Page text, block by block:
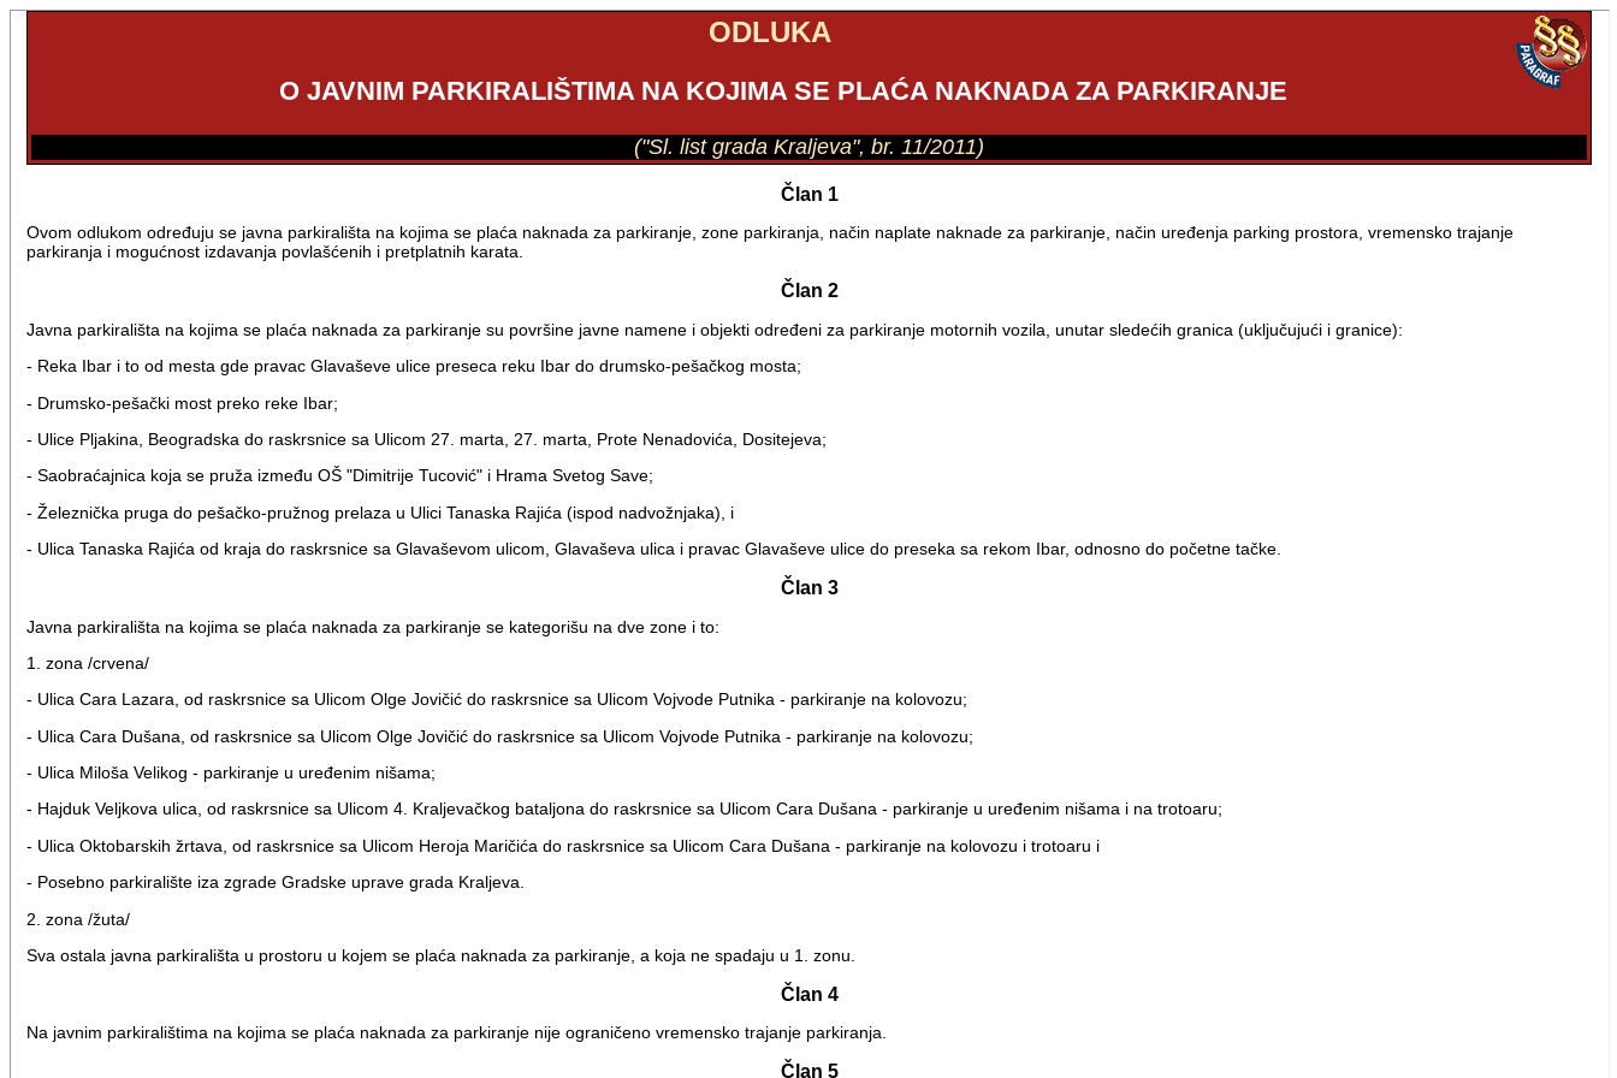
ODLUKA
O JAVNIM PARKIRALIŠTIMA NA KOJIMA SE PLAĆA NAKNADA ZA PARKIRANJE
("Sl. list grada Kraljeva", br. 11/2011)
Član 1
Ovom odlukom određuju se javna parkirališta na kojima se plaća naknada za parkiranje, zone parkiranja, način naplate naknade za parkiranje, način uređenja parking prostora, vremensko trajanje
parkiranja i mogućnost izdavanja povlašćenih i pretplatnih karata.
Član 2
Javna parkirališta na kojima se plaća naknada za parkiranje su površine javne namene i objekti određeni za parkiranje motornih vozila, unutar sledećih granica (uključujući i granice):
- Reka Ibar i to od mesta gde pravac Glavaševe ulice preseca reku Ibar do drumsko-pešačkog mosta;
- Drumsko-pešački most preko reke Ibar;
- Ulice Pljakina, Beogradska do raskrsnice sa Ulicom 27. marta, 27. marta, Prote Nenadovića, Dositejeva;
- Saobraćajnica koja se pruža između OŠ "Dimitrije Tucović" i Hrama Svetog Save;
- Železnička pruga do pešačko-pružnog prelaza u Ulici Tanaska Rajića (ispod nadvožnjaka), i
- Ulica Tanaska Rajića od kraja do raskrsnice sa Glavaševom ulicom, Glavaševa ulica i pravac Glavaševe ulice do preseka sa rekom Ibar, odnosno do početne tačke.
Član 3
Javna parkirališta na kojima se plaća naknada za parkiranje se kategorišu na dve zone i to:
1. zona /crvena/
- Ulica Cara Lazara, od raskrsnice sa Ulicom Olge Jovičić do raskrsnice sa Ulicom Vojvode Putnika - parkiranje na kolovozu;
- Ulica Cara Dušana, od raskrsnice sa Ulicom Olge Jovičić do raskrsnice sa Ulicom Vojvode Putnika - parkiranje na kolovozu;
- Ulica Miloša Velikog - parkiranje u uređenim nišama;
- Hajduk Veljkova ulica, od raskrsnice sa Ulicom 4. Kraljevačkog bataljona do raskrsnice sa Ulicom Cara Dušana - parkiranje u uređenim nišama i na trotoaru;
- Ulica Oktobarskih žrtava, od raskrsnice sa Ulicom Heroja Maričića do raskrsnice sa Ulicom Cara Dušana - parkiranje na kolovozu i trotoaru i
- Posebno parkiralište iza zgrade Gradske uprave grada Kraljeva.
2. zona /žuta/
Sva ostala javna parkirališta u prostoru u kojem se plaća naknada za parkiranje, a koja ne spadaju u 1. zonu.
Član 4
Na javnim parkiralištima na kojima se plaća naknada za parkiranje nije ograničeno vremensko trajanje parkiranja.
Član 5